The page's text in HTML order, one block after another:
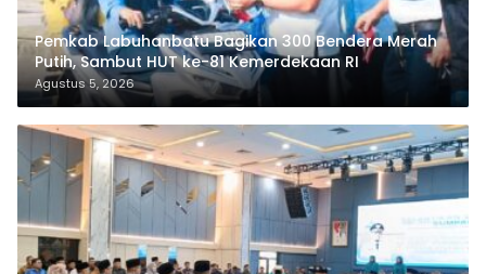
Pemkab Labuhanbatu Bagikan 300 Bendera Merah
Putih, Sambut HUT ke-81 Kemerdekaan RI
Agustus 5, 2026